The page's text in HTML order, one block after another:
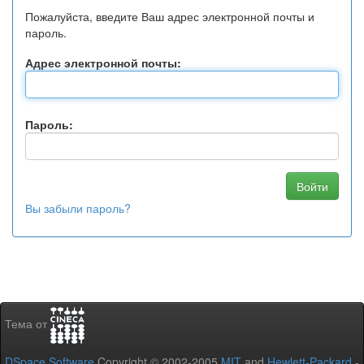
Пожалуйста, введите Ваш адрес электронной почты и
пароль.
Адрес электронной почты:
Пароль:
Вы забыли пароль?
Тема от